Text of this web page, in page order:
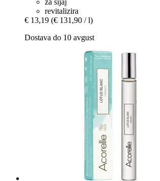
za sijaj
revitalizira
€ 13,19 (€ 131,90 / l)
Dostava do 10 avgust